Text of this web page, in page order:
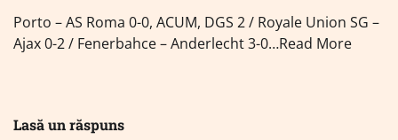
Porto – AS Roma 0-0, ACUM, DGS 2 / Royale Union SG –
Ajax 0-2 / Fenerbahce – Anderlecht 3-0…Read More
Lasă un răspuns